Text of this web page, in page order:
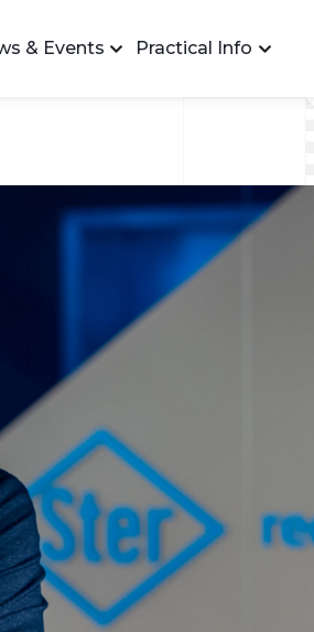
& Events Practical Info